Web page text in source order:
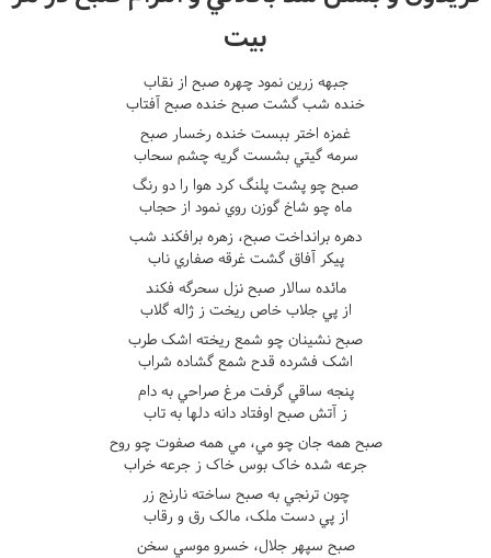
بيت
جبهه زرين نمود چهره صبح از نقاب
خنده شب گشت صبح خنده صبح آفتاب
غمزه اختر ببست خنده رخسار صبح
سرمه گيتي بشست گريه چشم سحاب
صبح چو پشت پلنگ کرد هوا را دو رنگ
ماه چو شاخ گوزن روي نمود از حجاب
دهره برانداخت صبح، زهره برافکند شب
پيکر آفاق گشت غرقه صفاري ناب
مائده سالار صبح نزل سحرگه فکند
از پي جلاب خاص ريخت ز ژاله گلاب
صبح نشينان چو شمع ريخته اشک طرب
اشک فشرده قدح شمع گشاده شراب
پنجه ساقي گرفت مرغ صراحي به دام
ز آتش صبح اوفتاد دانه دلها به تاب
صبح همه جان چو مي، مي همه صفوت چو روح
جرعه شده خاک بوس خاک ز جرعه خراب
چون ترنجي به صبح ساخته نارنج زر
از پي دست ملک، مالک رق و رقاب
صبح سپهر جلال، خسرو موسي سخن